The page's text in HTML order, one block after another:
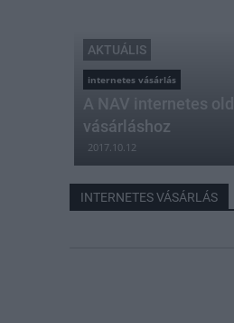
AKTUÁLIS
internetes vásárlás
A NAV internetes
vásárláshoz
2017.10.12
INTERNETES VÁSÁRLÁS